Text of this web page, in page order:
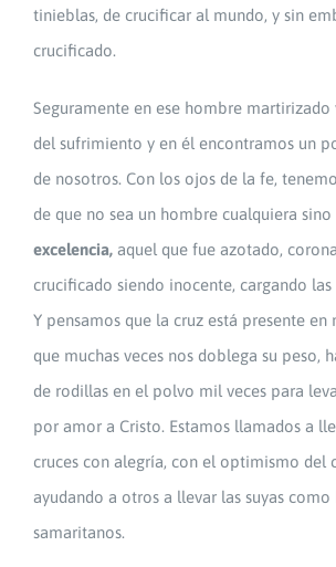
tinieblas, de crucificar al mundo, y sin
crucificado.
Seguramente en ese hombre martirizado
del sufrimiento y en él encontramos un
de nosotros. Con los ojos de la fe,
de que no sea un hombre cualquiera sino
excelencia, aquel que fue azotado,
crucificado siendo inocente, cargando las
Y pensamos que la cruz está presente en
que muchas veces nos doblega su peso,
de rodillas en el polvo mil veces para
por amor a Cristo. Estamos llamados a
cruces con alegría, con el optimismo del
ayudando a otros a llevar las suyas como
samaritanos.